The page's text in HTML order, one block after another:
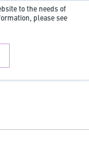
to the needs of
please see